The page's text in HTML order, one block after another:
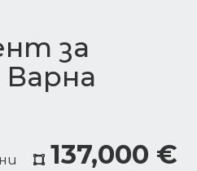
за
137,000 €